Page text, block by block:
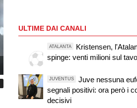
ULTIME DAI CANALI
ATALANTA
Kristensen,
spinge: venti milioni sul
JUVENTUS
Juve nessuna
segnali positivi: ora però i
decisivi